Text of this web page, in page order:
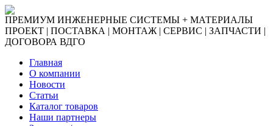
ПРЕМИУМ ИНЖЕНЕРНЫЕ СИСТЕМЫ + МАТЕРИАЛЫ
ПРОЕКТ | ПОСТАВКА | МОНТАЖ | СЕРВИС | ЗАПЧАСТИ |
ДОГОВОРА ВДГО
Главная
О компании
Новости
Статьи
Каталог товаров
Наши партнеры